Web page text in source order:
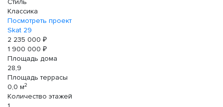
Стиль
Классика
Посмотреть проект
Skat 29
2 235 000 ₽
1 900 000 ₽
Площадь дома
28,9
Площадь террасы
0,0 м2
Количество этажей